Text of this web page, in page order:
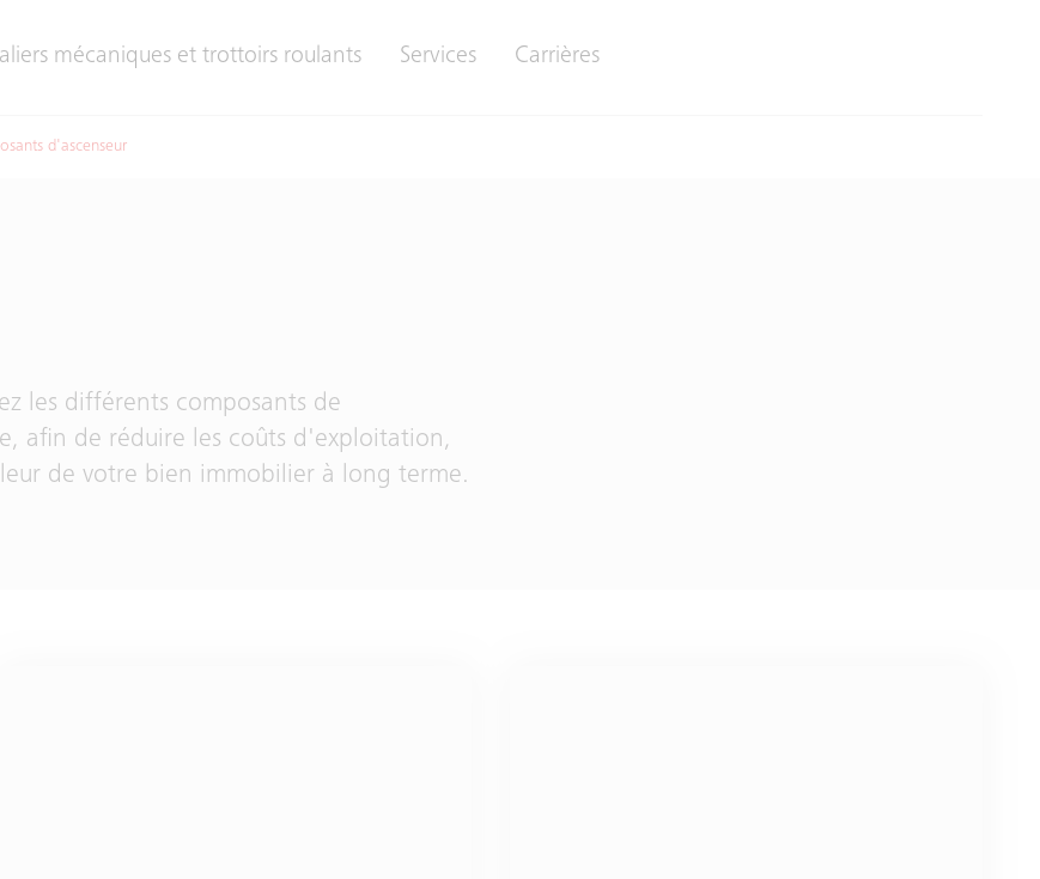
mécaniques et trottoirs roulants Services Carrières
d'ascenseur
les différents composants de
afin de réduire les coûts d'exploitation,
de votre bien immobilier à long terme.